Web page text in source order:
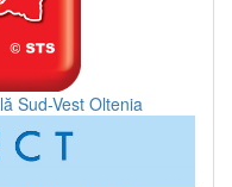
Sud-Vest Oltenia